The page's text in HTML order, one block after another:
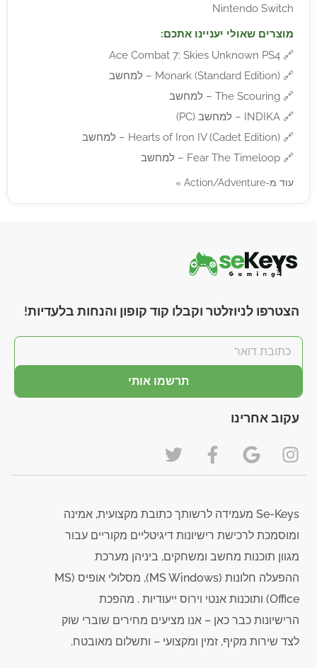
Nintendo Switch
מוצרים שאולי יעניינו אתכם:
🔗
Ace Combat 7: Skies Unknown PS4
🔗 Monark (Standard Edition) – למחשב
🔗 The Scouring – למחשב
🔗 INDIKA – למחשב (PC)
🔗 Hearts of Iron IV (Cadet Edition) – למחשב
🔗 Fear The Timeloop – למחשב
עוד מ-Action/Adventure »
הצטרפו לניוזלטר וקבלו קוד קופון והנחות בלעדיות!
תרשמו אותי
עקוב אחרינו
Se-Keys מעמידה לרשותך כתובת מקצועית, אמינה
ומוסמכת לרכישת רישיונות דיגיטליים מקוריים עבור
מגוון תוכנות מחשב ומשחקים, ביניהן מערכת
ההפעלה חלונות (MS Windows), מסלולי אופיס (MS
Office) ותוכנות אנטי וירוס ייעודיות . מהפכת
הרישיונות כבר כאן – אנו מציעים מחירים שוברי שוק
לצד שירות מקיף, זמין ומקצועי – ותשלום מאובטח.